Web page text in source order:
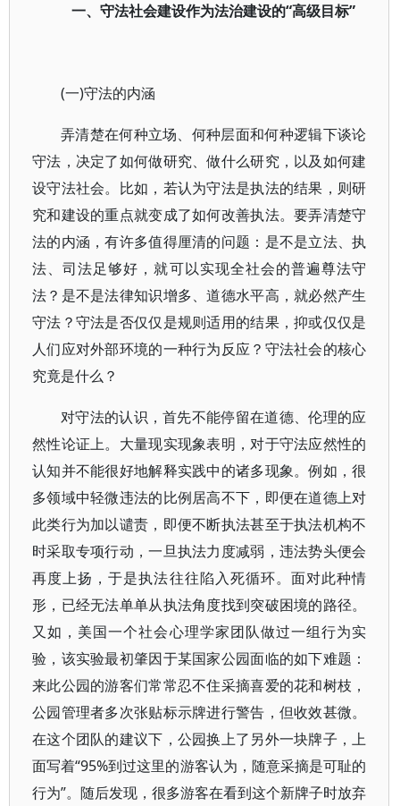
一、守法社会建设作为法治建设的“高级目标”
(一)守法的内涵
弄清楚在何种立场、何种层面和何种逻辑下谈论
守法，决定了如何做研究、做什么研究，以及如何建
设守法社会。比如，若认为守法是执法的结果，则研
究和建设的重点就变成了如何改善执法。要弄清楚守
法的内涵，有许多值得厘清的问题：是不是立法、执
法、司法足够好，就可以实现全社会的普遍尊法守
法？是不是法律知识增多、道德水平高，就必然产生
守法？守法是否仅仅是规则适用的结果，抑或仅仅是
人们应对外部环境的一种行为反应？守法社会的核心
究竟是什么？
对守法的认识，首先不能停留在道德、伦理的应
然性论证上。大量现实现象表明，对于守法应然性的
认知并不能很好地解释实践中的诸多现象。例如，很
多领域中轻微违法的比例居高不下，即便在道德上对
此类行为加以谴责，即便不断执法甚至于执法机构不
时采取专项行动，一旦执法力度减弱，违法势头便会
再度上扬，于是执法往往陷入死循环。面对此种情
形，已经无法单单从执法角度找到突破困境的路径。
又如，美国一个社会心理学家团队做过一组行为实
验，该实验最初肇因于某国家公园面临的如下难题：
来此公园的游客们常常忍不住采摘喜爱的花和树枝，
公园管理者多次张贴标示牌进行警告，但收效甚微。
在这个团队的建议下，公园换上了另外一块牌子，上
面写着“95%到过这里的游客认为，随意采摘是可耻的
行为”。随后发现，很多游客在看到这个新牌子时放弃